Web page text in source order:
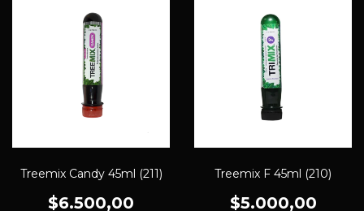
Treemix Candy 45ml (211)
$6.500,00
Treemix F 45ml (210)
$5.000,00